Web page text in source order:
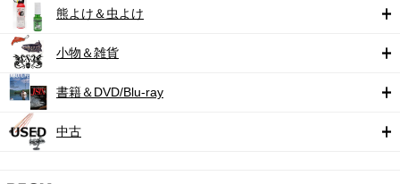
熊よけ＆虫よけ
小物＆雑貨
書籍＆DVD/Blu-ray
中古